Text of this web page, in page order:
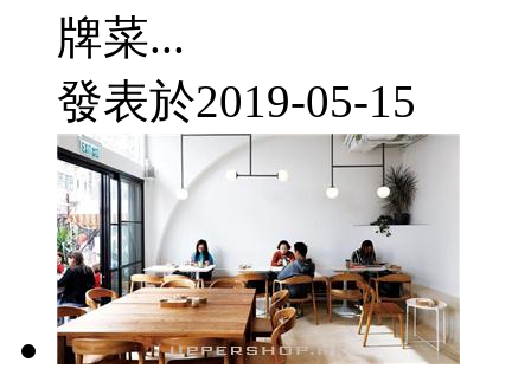
牌菜...
發表於2019-05-15